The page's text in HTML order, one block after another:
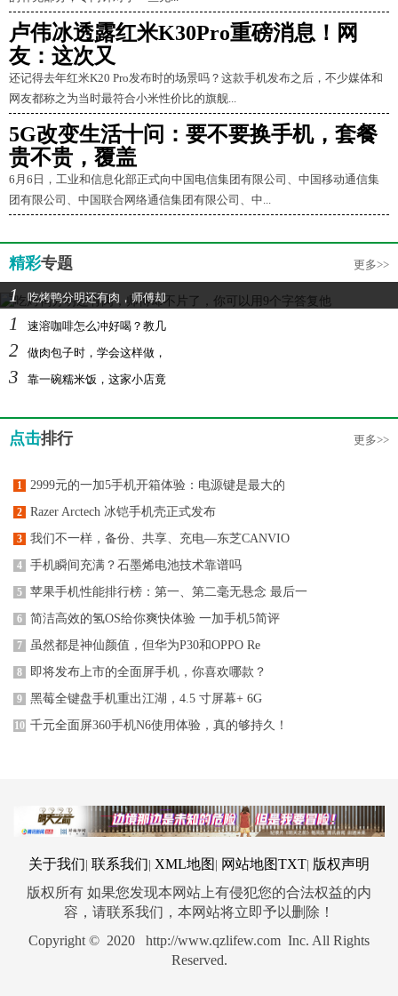
卢伟冰透露红米K30Pro重磅消息！网
友：这次又
还记得去年红米K20 Pro发布时的场景吗？这款手机发布之后，不少媒体和
网友都称之为当时最符合小米性价比的旗舰...
5G改变生活十问：要不要换手机，套餐
贵不贵，覆盖
6月6日，工业和信息化部正式向中国电信集团有限公司、中国移动通信集
团有限公司、中国联合网络通信集团有限公司、中...
精彩专题 更多>>
1 吃烤鸭分明还有肉，师傅却
1 速溶咖啡怎么冲好喝？教几
2 做肉包子时，学会这样做，
3 靠一碗糯米饭，这家小店竟
点击排行 更多>>
1 2999元的一加5手机开箱体验：电源键是最大的
2 Razer Arctech 冰铠手机壳正式发布
3 我们不一样，备份、共享、充电—东芝CANVIO
4 手机瞬间充满？石墨烯电池技术靠谱吗
5 苹果手机性能排行榜：第一、第二毫无悬念 最后一
6 简洁高效的氢OS给你爽快体验 一加手机5简评
7 虽然都是神仙颜值，但华为P30和OPPO Re
8 即将发布上市的全面屏手机，你喜欢哪款？
9 黑莓全键盘手机重出江湖，4.5 寸屏幕+ 6G
10 千元全面屏360手机N6使用体验，真的够持久！
关于我们| 联系我们| XML地图 | 网站地图TXT| 版权声明
版权所有 如果您发现本网站上有侵犯您的合法权益的内
容，请联系我们，本网站将立即予以删除！
Copyright © 2020 http://www.qzlifew.com Inc. All Rights
Reserved.